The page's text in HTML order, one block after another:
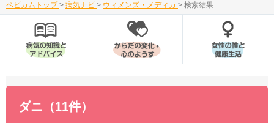
ベビカムトップ > 病気ナビ > ウィメンズ・メディカ > 検索結果
ダニ（11件）